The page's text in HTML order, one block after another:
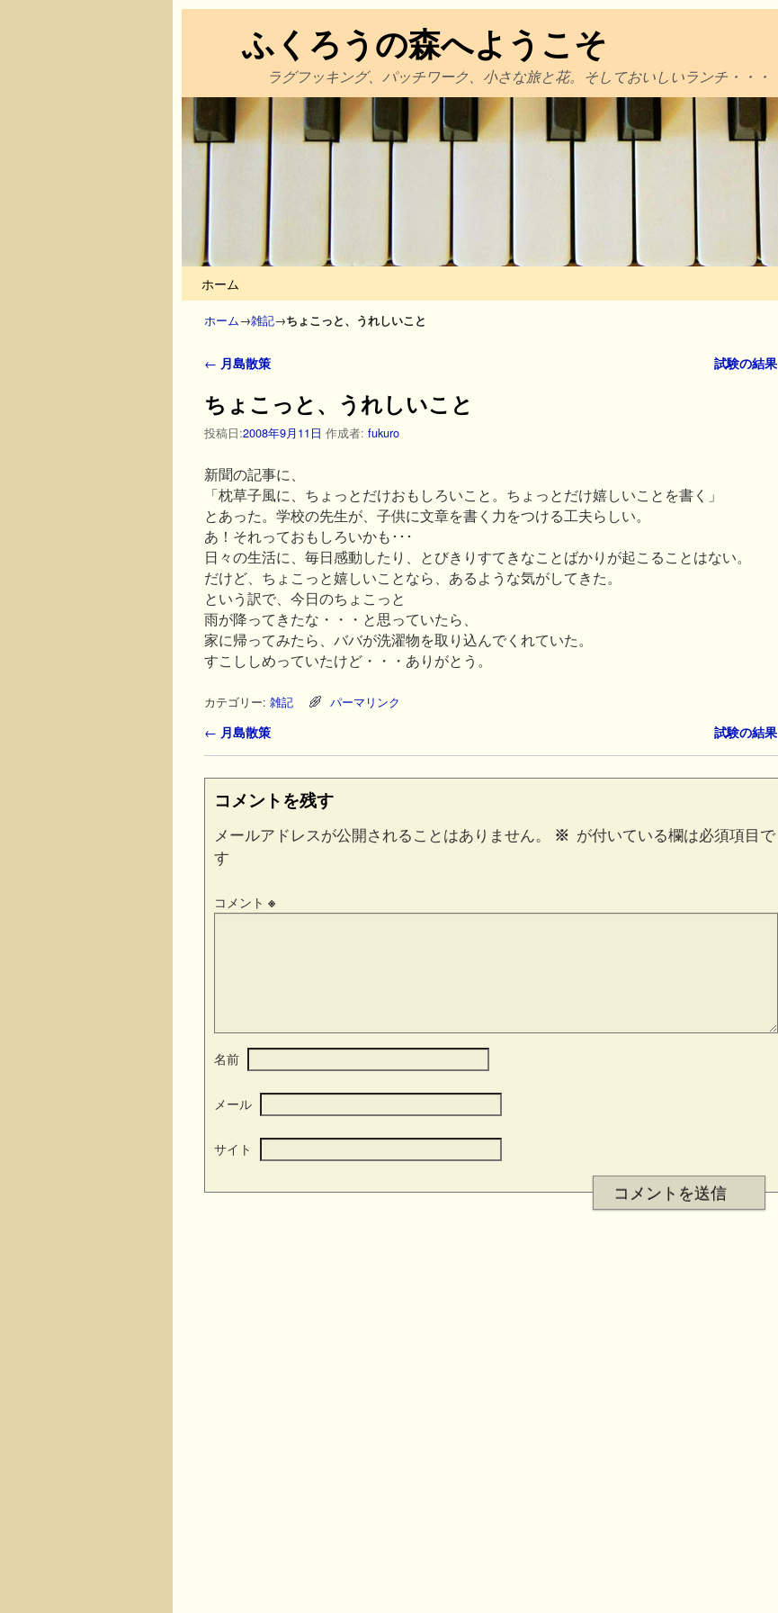
ふくろうの森へようこそ
ラグフッキング、パッチワーク、小さな旅と花。そしておいしいランチ・・・
ホーム
ホーム→雑記→ちょこっと、うれしいこと
投稿ナビゲーション
← 月島散策 試験の結果
ちょこっと、うれしいこと
投稿日:2008年9月11日 作成者: fukuro
新聞の記事に、
「枕草子風に、ちょっとだけおもしろいこと。ちょっとだけ嬉しいことを書く」
とあった。学校の先生が、子供に文章を書く力をつける工夫らしい。
あ！それっておもしろいかも･･･
日々の生活に、毎日感動したり、とびきりすてきなことばかりが起こることはない。
だけど、ちょこっと嬉しいことなら、あるような気がしてきた。
という訳で、今日のちょこっと
雨が降ってきたな・・・と思っていたら、
家に帰ってみたら、ババが洗濯物を取り込んでくれていた。
すこししめっていたけど・・・ありがとう。
カテゴリー: 雑記 パーマリンク
投稿ナビゲーション
← 月島散策 試験の結果
コメントを残す
メールアドレスが公開されることはありません。 ※ が付いている欄は必須項目で
す
コメント ※
名前
メール
サイト